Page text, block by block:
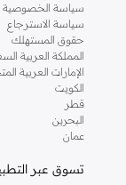
سياسة الخصوصية
سياسة الاسترجاع
حقوق المستهلك
المملكة العربية
الإمارات العربية
الكويت
قطر
البحرين
عمان
تسوق عبر